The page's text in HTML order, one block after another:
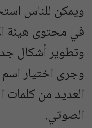
ويمكن للناس
في محتوى هيئة
وتطوير أشكال
العديد من كلمات
الصوتي.